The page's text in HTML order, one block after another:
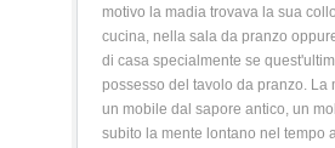
motivo la madia trovava la sua
cucina, nella sala da pranzo
di casa specialmente se
possesso del tavolo da pranzo. La
un mobile dal sapore antico, un
subito la mente lontano nel tempo